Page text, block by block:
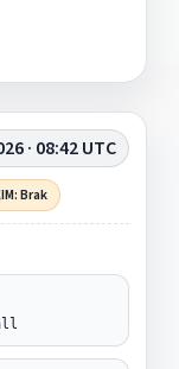
· 08:42 UTC
Brak